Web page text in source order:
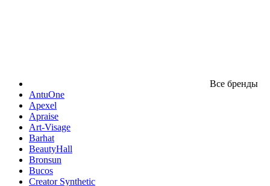
Все бренды
AntuOne
Apexel
Apraise
Art-Visage
Barhat
BeautyHall
Bronsun
Bucos
Creator Synthetic